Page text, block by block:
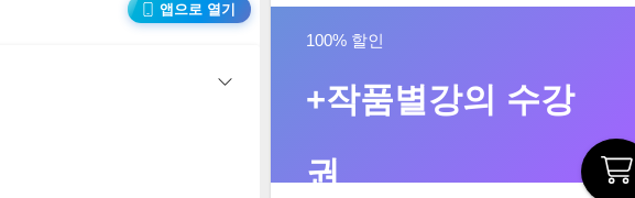
앱으로 열기
100% 할인
+작품별강의 수강
권